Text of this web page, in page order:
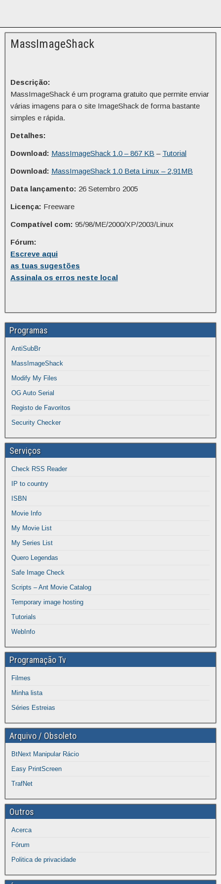
MassImageShack
Descrição:
MassImageShack é um programa gratuito que permite enviar
várias imagens para o site ImageShack de forma bastante
simples e rápida.
Detalhes:
Download: MassImageShack 1.0 – 867 KB – Tutorial
Download: MassImageShack 1.0 Beta Linux – 2,91MB
Data lançamento: 26 Setembro 2005
Licença: Freeware
Compatível com: 95/98/ME/2000/XP/2003/Linux
Fórum:
Escreve aqui
as tuas sugestões
Assinala os erros neste local
Programas
AntiSubBr
MassImageShack
Modify My Files
OG Auto Serial
Registo de Favoritos
Security Checker
Serviços
Check RSS Reader
IP to country
ISBN
Movie Info
My Movie List
My Series List
Quero Legendas
Safe Image Check
Scripts – Ant Movie Catalog
Temporary image hosting
Tutorials
WebInfo
Programação Tv
Filmes
Minha lista
Séries Estreias
Arquivo / Obsoleto
BtNext Manipular Rácio
Easy PrintScreen
TrafNet
Outros
Acerca
Fórum
Politica de privacidade